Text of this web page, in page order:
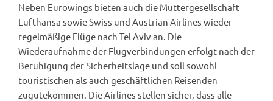
Neben Eurowings bieten auch die Muttergesellschaft
Lufthansa sowie Swiss und Austrian Airlines wieder
regelmäßige Flüge nach Tel Aviv an. Die
Wiederaufnahme der Flugverbindungen erfolgt nach der
Beruhigung der Sicherheitslage und soll sowohl
touristischen als auch geschäftlichen Reisenden
zugutekommen. Die Airlines stellen sicher, dass alle